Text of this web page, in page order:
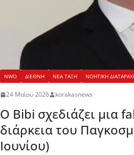
NWO ΔΙΕΘΝΗ ΝΕΑ ΤΑΞΗ ΝΟΗΤΙΚΗ
24 Μαΐου 2026 korakasnews
Ο Bibi σχεδιάζει μια
διάρκεια του
Ιουνίου)